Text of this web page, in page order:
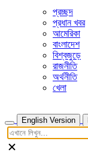
প্রচ্ছদ
প্রধান খবর
আমেরিকা
বাংলাদেশ
বিশ্বজুড়ে
রাজনীতি
অর্থনীতি
খেলা
English Version